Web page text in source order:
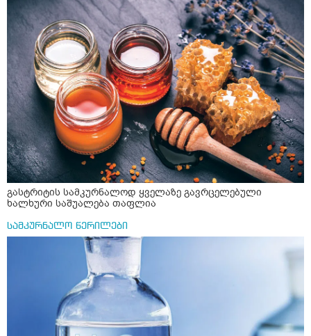
წავიკითხე რომ კურკუმას თუ დავასხამთ მდუღარე
წყალს, ის დაკარგავსო სასარგებლო თვისებებს, ასევე
წავიკითხე რომ თუ არ ადუღდა კურკუმა წყალში, მაშინ
შეიცავო დიდი ოდენობით ოქსალატებს და თირკმელში
გააჩენსო კენჭებს. ზუსტად ვერ გავიგე როგორ
მოვამზადო უსაფრთხოდ. 2) მეორე ვარიანტი
მაინტერესებს რძესთან ერთად მიღება: რძეში ჩავყარო
ერთი სუფრის კოვზის მეოთხედი ფხვნილი კურკუმა და
ჩავყარო ცოტა შავი პილპილი და ავადუღო თუ ჯერ რძე
ავადუღო, ცოტა გათბეს და მერე ჩავყარო კურკუმა? და
საღამოს ვახშამზე რომ მივიღო თუ შეიძლება? P.S მიზანი
არის ანთების საწინააღმდეგო,ანტიოქსიდანტური და
დამამშვიდებელი( მშვიდი ძილისთვის)
გასტრიტის სამკურნალოდ ყველაზე გავრცელებული
ხალხური საშუალება თაფლია
სამკურნალო წერილები